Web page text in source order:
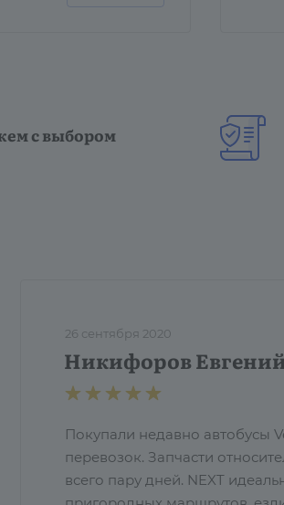
с выбором
26 сентября 2020
Никифоров
Покупали недавно автобусы
перевозок. Запчасти
всего пару дней. NEXT